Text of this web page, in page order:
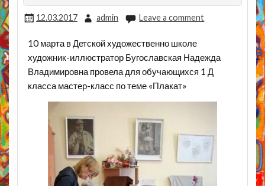
12.03.2017 admin Leave a comment
10 марта в Детской художественно школе
художник-иллюстратор Бугославская Надежда
Владимировна провела для обучающихся 1 Д
класса мастер-класс по теме «Плакат»